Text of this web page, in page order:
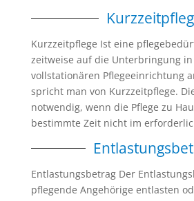
Kurzzeitpflege Ist eine
zeitweise auf die Unterbringung
vollstationären Pflegeeinrichtung
spricht man von Kurzzeitpflege.
notwendig, wenn die Pflege zu
bestimmte Zeit nicht im
Entlastungsbetrag Der
pflegende Angehörige entlasten